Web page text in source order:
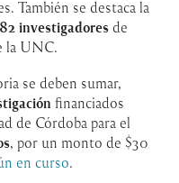
También se destaca la
investigadores de
la UNC.
se deben sumar,
financiados
de Córdoba para el
, por un monto de $30
en curso.